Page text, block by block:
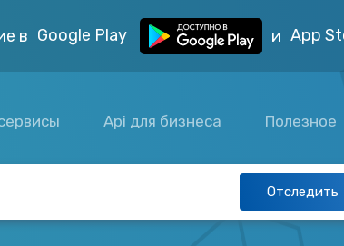
в Google Play и App
Api для бизнеса Полезное
Отследить